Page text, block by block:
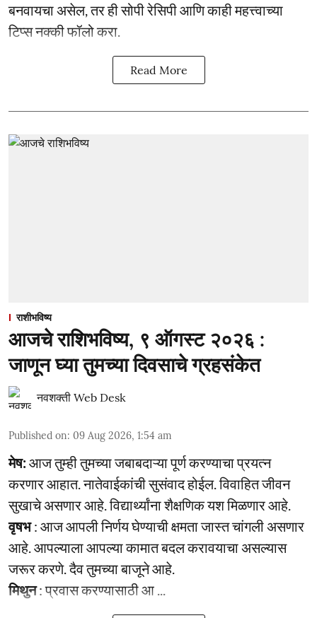
बनवायचा असेल, तर ही सोपी रेसिपी आणि काही महत्त्वाच्या
टिप्स नक्की फॉलो करा.
Read More
राशीभविष्य
आजचे राशिभविष्य, ९ ऑगस्ट २०२६ :
जाणून घ्या तुमच्या दिवसाचे ग्रहसंकेत
नवशक्ती Web Desk
Published on: 09 Aug 2026, 1:54 am
मेष:आज तुम्ही तुमच्या जबाबदाऱ्या पूर्ण करण्याचा प्रयत्न
करणार आहात. नातेवाईकांची सुसंवाद होईल. विवाहित जीवन
सुखाचे असणार आहे. विद्यार्थ्यांना शैक्षणिक यश मिळणार आहे.
वृषभ: आज आपली निर्णय घेण्याची क्षमता जास्त चांगली असणार
आहे. आपल्याला आपल्या कामात बदल करावयाचा असल्यास
जरूर करणे. दैव तुमच्या बाजूने आहे.
मिथुन: प्रवास करण्यासाठी आ ...